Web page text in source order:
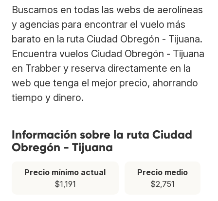
Buscamos en todas las webs de aerolíneas
y agencias para encontrar el vuelo más
barato en la ruta Ciudad Obregón - Tijuana.
Encuentra vuelos Ciudad Obregón - Tijuana
en Trabber y reserva directamente en la
web que tenga el mejor precio, ahorrando
tiempo y dinero.
Información sobre la ruta Ciudad
Obregón - Tijuana
Precio mínimo actual
$1,191
Precio medio
$2,751